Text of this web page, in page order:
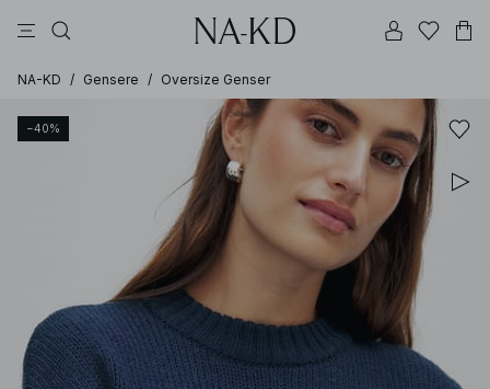
NA-KD / Gensere / Oversize Genser
−40%